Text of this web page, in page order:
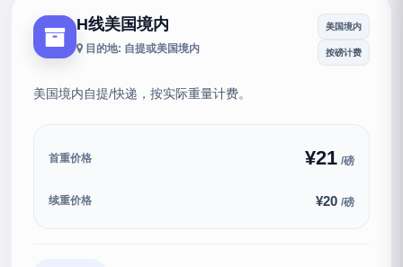
H线美国境内
目的地: 自提或美国境内
美国境内
按磅计费
美国境内自提/快递，按实际重量计费。
首重价格 ¥21 /磅
续重价格 ¥20 /磅